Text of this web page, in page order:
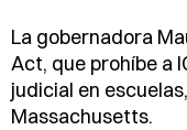
La gobernadora
Act, que prohíbe a
judicial en
Massachusetts.